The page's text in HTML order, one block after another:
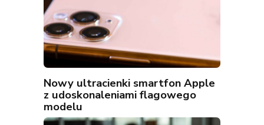
Nowy ultracienki smartfon Apple
z udoskonaleniami flagowego
modelu